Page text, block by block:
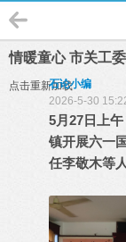
情暖童心 市关工
点击重新加载
石论小编
2026-5-30
5月27日上
镇开展六一
任李敬木等